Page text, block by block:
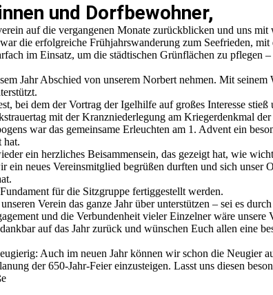
und Dorfbewohner,
auf die vergangenen Monate zurückblicken und uns
die erfolgreiche Frühjahrswanderung zum Seefrieden, mit
im Einsatz, um die städtischen Grünflächen zu pflegen
Jahr Abschied von unserem Norbert nehmen. Mit seinem
bei dem der Vortrag der Igelhilfe auf großes Interesse
mit der Kranzniederlegung am Kriegerdenkmal
war das gemeinsame Erleuchten am 1. Advent ein
hat.
ein herzliches Beisammensein, das gezeigt hat, wie
neues Vereinsmitglied begrüßen durften und sich unser
für die Sitzgruppe fertiggestellt werden.
Verein das ganze Jahr über unterstützen – sei es
und die Verbundenheit vieler Einzelner wäre
auf das Jahr zurück und wünschen Euch allen eine
Auch im neuen Jahr können wir schon die Neugier
der 650-Jahr-Feier einzusteigen. Lasst uns diesen